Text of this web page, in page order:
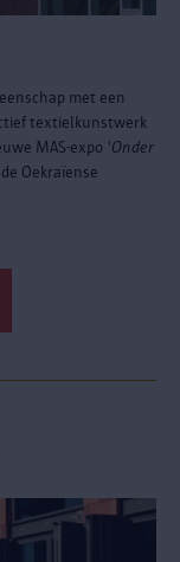
met een
textielkunstwerk
MAS-expo 'Onder
Oekraïense